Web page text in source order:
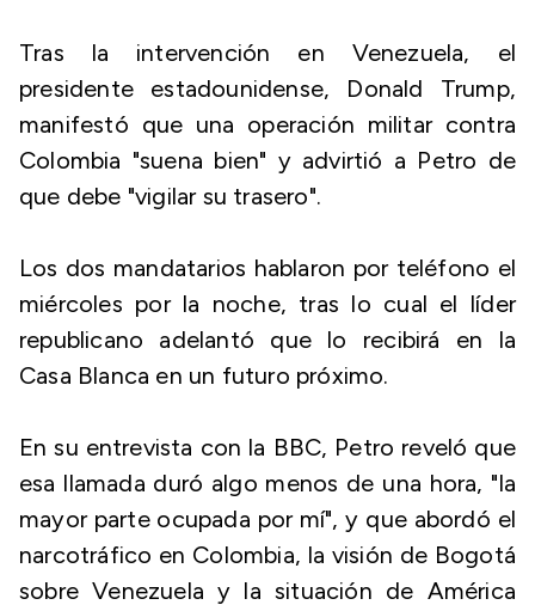
Tras la intervención en Venezuela, el
presidente estadounidense, Donald Trump,
manifestó que una operación militar contra
Colombia "suena bien" y advirtió a Petro de
que debe "vigilar su trasero".
Los dos mandatarios hablaron por teléfono el
miércoles por la noche, tras lo cual el líder
republicano adelantó que lo recibirá en la
Casa Blanca en un futuro próximo.
En su entrevista con la BBC, Petro reveló que
esa llamada duró algo menos de una hora, "la
mayor parte ocupada por mí", y que abordó el
narcotráfico en Colombia, la visión de Bogotá
sobre Venezuela y la situación de América